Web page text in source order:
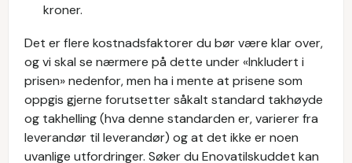
kroner.
Det er flere kostnadsfaktorer du bør være klar over,
og vi skal se nærmere på dette under «Inkludert i
prisen» nedenfor, men ha i mente at prisene som
oppgis gjerne forutsetter såkalt standard takhøyde
og takhelling (hva denne standarden er, varierer fra
leverandør til leverandør) og at det ikke er noen
uvanlige utfordringer. Søker du Enovatilskuddet kan